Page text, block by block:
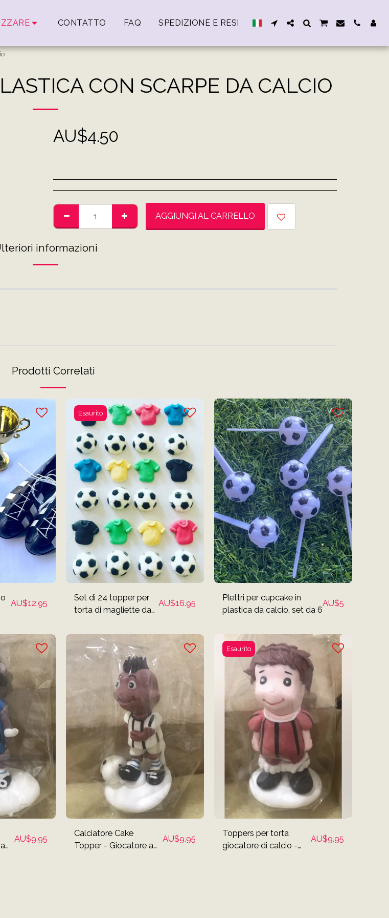
CONTATTO FAQ SPEDIZIONE E RESI
CON SCARPE DA CALCIO
AU$4.50
AGGIUNGI AL CARRELLO
informazioni
Prodotti Correlati
AU$12.95
Esaurito
Set di 24 topper per
torta di magliette da
calcio
AU$16.95
Plettri per cupcake in
plastica da calcio, set da 6
AU$5
AU$9.95
Calciatore Cake
Topper - Giocatore a
AU$9.95
Esaurito
Toppers per torta
giocatore di calcio -
AU$9.95